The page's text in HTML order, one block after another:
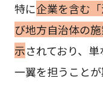
特に企業を含む
び地方自治体の
示されており、
一翼を担うことが